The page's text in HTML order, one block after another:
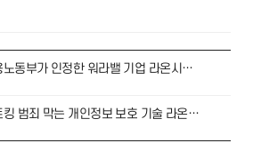
고용노동부가 인정한 워라밸 기업 라온시큐어의 특별한 조직문화
스토킹 범죄 막는 개인정보 보호 기술 라온시큐어 ‘스마트 안심번호’ MTN 보도 집중 조명